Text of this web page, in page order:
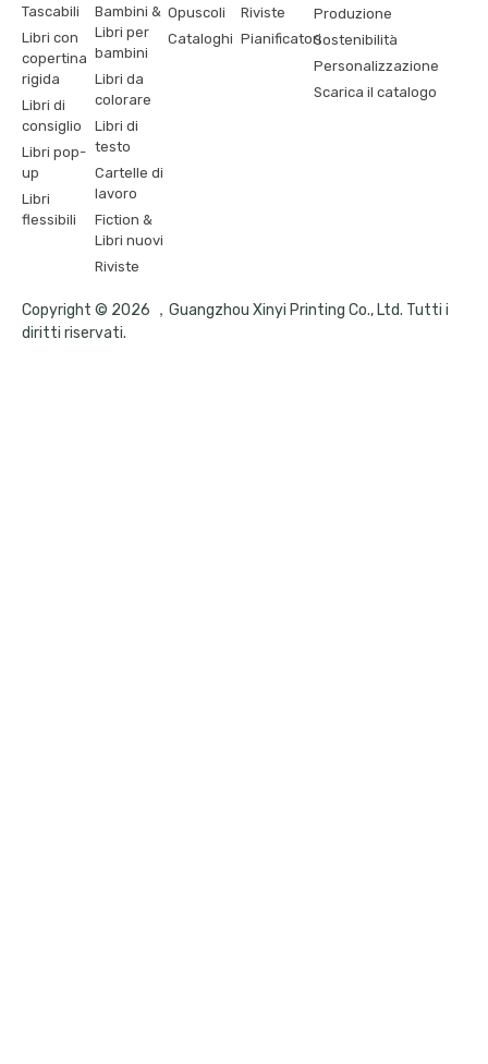
Tascabili
Libri con
copertina
rigida
Libri di
consiglio
Libri pop-
up
Libri
flessibili
Bambini &
Libri per
bambini
Libri da
colorare
Libri di
testo
Cartelle di
lavoro
Fiction &
Libri nuovi
Riviste
Opuscoli
Cataloghi
Riviste
Pianificatori
Produzione
Sostenibilità
Personalizzazione
Scarica il catalogo
Copyright © 2026 ，Guangzhou Xinyi Printing Co., Ltd. Tutti i
diritti riservati.